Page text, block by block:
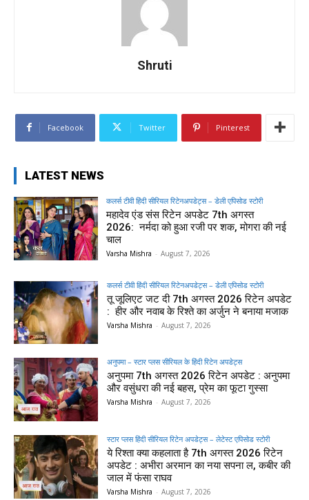
Shruti
Facebook Twitter Pinterest
LATEST NEWS
कलर्स टीवी हिंदी सीरियल रिटेनअपडेट्स – डेली एपिसोड स्टोरी
महादेव एंड संस रिटेन अपडेट 7th अगस्त
2026: नर्मदा को हुआ रजी पर शक, मोगरा की नई
चाल
Varsha Mishra - August 7, 2026
कलर्स टीवी हिंदी सीरियल रिटेनअपडेट्स – डेली एपिसोड स्टोरी
तू जूलिएट जट दी 7th अगस्त 2026 रिटेन अपडेट
: हीर और नवाब के रिश्ते का अर्जुन ने बनाया मजाक
Varsha Mishra - August 7, 2026
अनुपमा – स्टार प्लस सीरियल के हिंदी रिटेन अपडेट्स
अनुपमा 7th अगस्त 2026 रिटेन अपडेट : अनुपमा
और वसुंधरा की नई बहस, प्रेम का फूटा गुस्सा
Varsha Mishra - August 7, 2026
स्टार प्लस हिंदी सीरियल रिटेन अपडेट्स – लेटेस्ट एपिसोड स्टोरी
ये रिश्ता क्या कहलाता है 7th अगस्त 2026 रिटेन
अपडेट : अभीरा अरमान का नया सपना ल, कबीर की
जाल में फंसा राघव
Varsha Mishra - August 7, 2026